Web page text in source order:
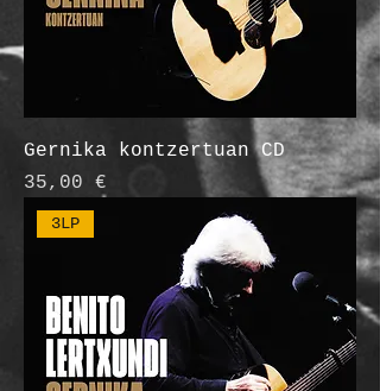
Gernika kontzertuan CD
Prix
35,00 €
3LP